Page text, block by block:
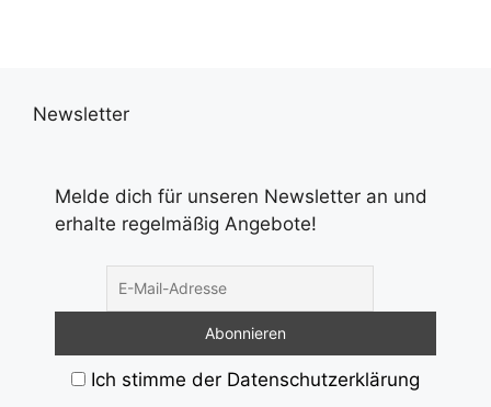
Newsletter
Melde dich für unseren Newsletter an und
erhalte regelmäßig Angebote!
Ich stimme der Datenschutzerklärung